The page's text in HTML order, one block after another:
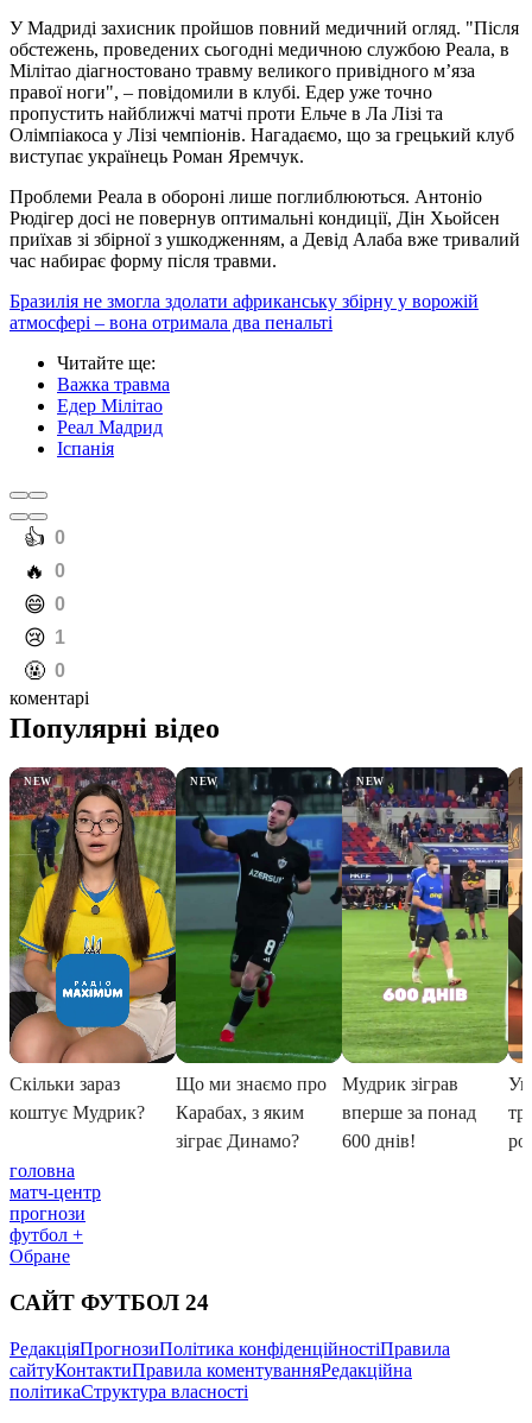
У Мадриді захисник пройшов повний медичний огляд. "Після
обстежень, проведених сьогодні медичною службою Реала, в
Мілітао діагностовано травму великого привідного м’яза
правої ноги", – повідомили в клубі. Едер уже точно
пропустить найближчі матчі проти Ельче в Ла Лізі та
Олімпіакоса у Лізі чемпіонів. Нагадаємо, що за грецький клуб
виступає українець Роман Яремчук.
Проблеми Реала в обороні лише поглиблюються. Антоніо
Рюдігер досі не повернув оптимальні кондиції, Дін Хьойсен
приїхав зі збірної з ушкодженням, а Девід Алаба вже тривалий
час набирає форму після травми.
Бразилія не змогла здолати африканську збірну у ворожій
атмосфері – вона отримала два пенальті
Читайте ще:
Важка травма
Едер Мілітао
Реал Мадрид
Іспанія
️👍 0
️🔥 0
️😄 0
️😢 1
️🤬 0
коментарі
головна
матч-центр
прогнози
футбол +
Обране
САЙТ ФУТБОЛ 24
РедакціяПрогнозиПолітика конфіденційностіПравила
сайтуКонтактиПравила коментуванняРедакційна
політикаСтруктура власності